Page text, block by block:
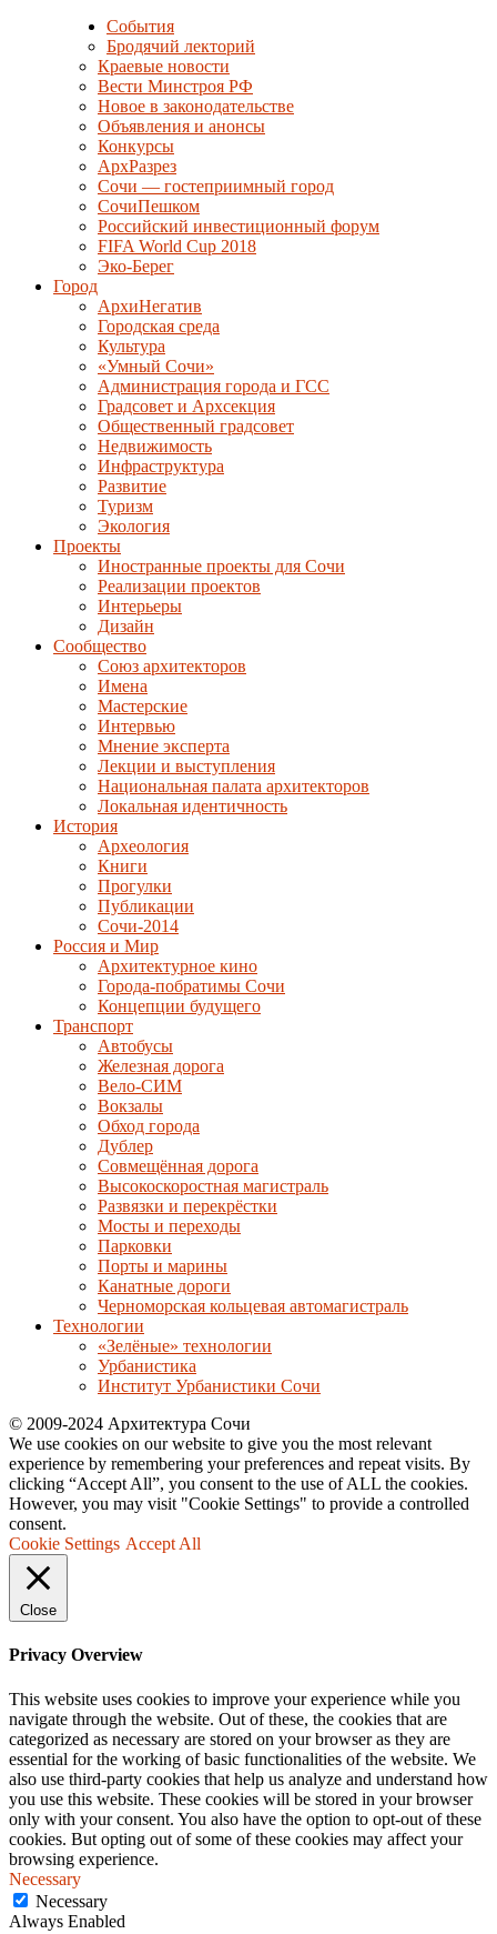
События
Бродячий лекторий
Краевые новости
Вести Минстроя РФ
Новое в законодательстве
Объявления и анонсы
Конкурсы
АрхРазрез
Сочи — гостеприимный город
СочиПешком
Российский инвестиционный форум
FIFA World Cup 2018
Эко-Берег
Город
АрхиНегатив
Городская среда
Культура
«Умный Сочи»
Администрация города и ГСС
Градсовет и Архсекция
Общественный градсовет
Недвижимость
Инфраструктура
Развитие
Туризм
Экология
Проекты
Иностранные проекты для Сочи
Реализации проектов
Интерьеры
Дизайн
Сообщество
Союз архитекторов
Имена
Мастерские
Интервью
Мнение эксперта
Лекции и выступления
Национальная палата архитекторов
Локальная идентичность
История
Археология
Книги
Прогулки
Публикации
Сочи-2014
Россия и Мир
Архитектурное кино
Города-побратимы Сочи
Концепции будущего
Транспорт
Автобусы
Железная дорога
Вело-СИМ
Вокзалы
Обход города
Дублер
Совмещённая дорога
Высокоскоростная магистраль
Развязки и перекрёстки
Мосты и переходы
Парковки
Порты и марины
Канатные дороги
Черноморская кольцевая автомагистраль
Технологии
«Зелёные» технологии
Урбанистика
Институт Урбанистики Сочи
© 2009-2024 Архитектура Сочи
We use cookies on our website to give you the most relevant
experience by remembering your preferences and repeat visits. By
clicking “Accept All”, you consent to the use of ALL the cookies.
However, you may visit "Cookie Settings" to provide a controlled
consent.
Cookie Settings Accept All
Close
Privacy Overview
This website uses cookies to improve your experience while you
navigate through the website. Out of these, the cookies that are
categorized as necessary are stored on your browser as they are
essential for the working of basic functionalities of the website. We
also use third-party cookies that help us analyze and understand how
you use this website. These cookies will be stored in your browser
only with your consent. You also have the option to opt-out of these
cookies. But opting out of some of these cookies may affect your
browsing experience.
Necessary
Necessary
Always Enabled